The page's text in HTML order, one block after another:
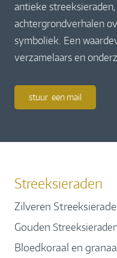
antieke
achtergrondverhalen
symboliek. Een
verzamelaars en
stuur een mail
Streeksieraden
Zilveren
Gouden
Bloedkoraal en